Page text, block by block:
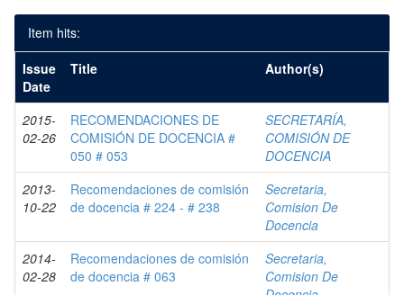
Item hits:
Issue
Date
Title Author(s)
2015-
02-26
RECOMENDACIONES DE
COMISIÓN DE DOCENCIA #
050 # 053
SECRETARÍA,
COMISIÓN DE
DOCENCIA
2013-
10-22
Recomendaciones de comisión
de docencia # 224 - # 238
Secretaria,
Comision De
Docencia
2014-
02-28
Recomendaciones de comisión
de docencia # 063
Secretaria,
Comision De